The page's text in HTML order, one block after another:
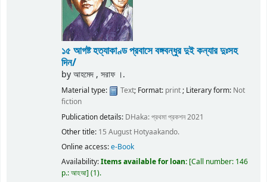
১৫ আগষ্ট হত্যাকাণ্ড প্রবাসে বঙ্গবন্ধুর দুই কন্যার দুঃসহ
দিন/
byআহমেদ , সরাফ ।.
Material type: Text; Format: print; Literary form: Not
fiction
Publication details: DHaka:প্রথমা প্রকশন2021
Other title: 15 August Hotyaakando.
Online access:e-Book
Availability:Items available for loan: Call number: 146
p.: আহআ (1).